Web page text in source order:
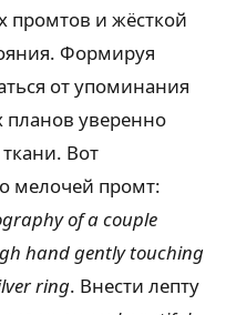
промтов и жёсткой
Формируя
от упоминания
уверенно
Вот
мелочей промт:
of a couple
hand gently touching
ring. Внести лепту